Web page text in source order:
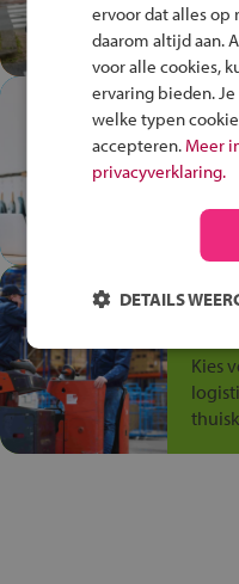
Speel
en
In
op
Kies
ervoor dat alles op
daarom altijd aan.
voor alle cookies,
ervaring bieden.
welke typen
accepteren. Meer
privacyverklaring.
DETAILS